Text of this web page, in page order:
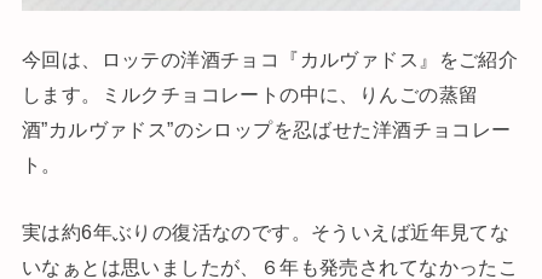
今回は、ロッテの洋酒チョコ『カルヴァドス』をご紹介
します。ミルクチョコレートの中に、りんごの蒸留
酒”カルヴァドス”のシロップを忍ばせた洋酒チョコレー
ト。
実は約6年ぶりの復活なのです。そういえば近年見てな
いなぁとは思いましたが、６年も発売されてなかったこ